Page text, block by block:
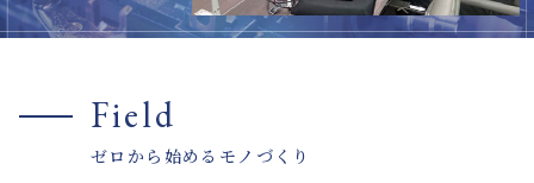
Field
ゼロから始めるモノづくり